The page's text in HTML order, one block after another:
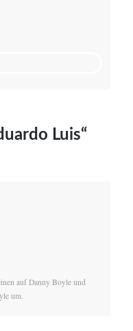
Luis“
auf Danny Boyle und
um.